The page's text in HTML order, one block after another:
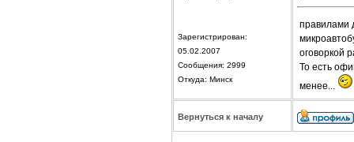
Зарегистрирован:
05.02.2007
Сообщения: 2999
Откуда: Минск
правилами
оговоркой
То есть
менее...
Вернуться к началу